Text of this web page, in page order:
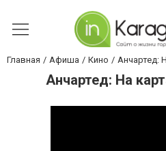
Главная Афиша Кино Анчартед:
Анчартед: На